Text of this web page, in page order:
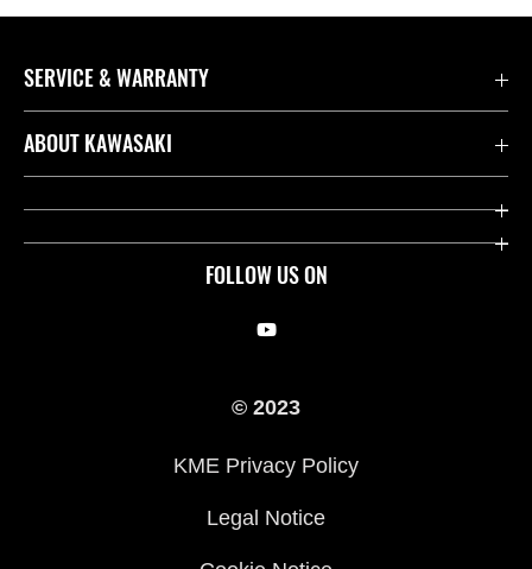
FOLLOW US ON
SERVICE & WARRANTY
Contact us
Leia edasimüüja
ABOUT KAWASAKI
Company
© 2023
KME Privacy Policy
Legal Notice